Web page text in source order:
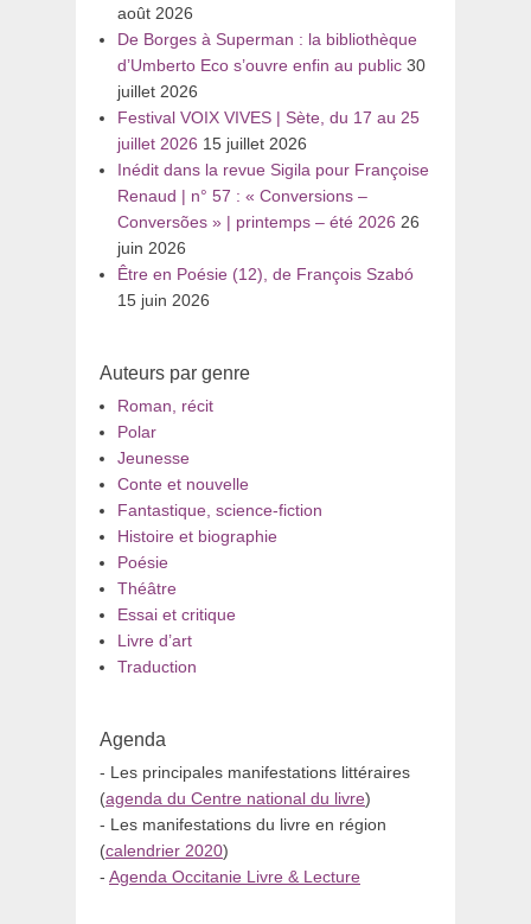
août 2026
De Borges à Superman : la bibliothèque
d’Umberto Eco s’ouvre enfin au public 30
juillet 2026
Festival VOIX VIVES | Sète, du 17 au 25
juillet 2026 15 juillet 2026
Inédit dans la revue Sigila pour Françoise
Renaud | n° 57 : « Conversions –
Conversões » | printemps – été 2026 26
juin 2026
Être en Poésie (12), de François Szabó
15 juin 2026
Auteurs par genre
Roman, récit
Polar
Jeunesse
Conte et nouvelle
Fantastique, science-fiction
Histoire et biographie
Poésie
Théâtre
Essai et critique
Livre d’art
Traduction
Agenda
- Les principales manifestations littéraires
(agenda du Centre national du livre)
- Les manifestations du livre en région
(calendrier 2020)
- Agenda Occitanie Livre & Lecture